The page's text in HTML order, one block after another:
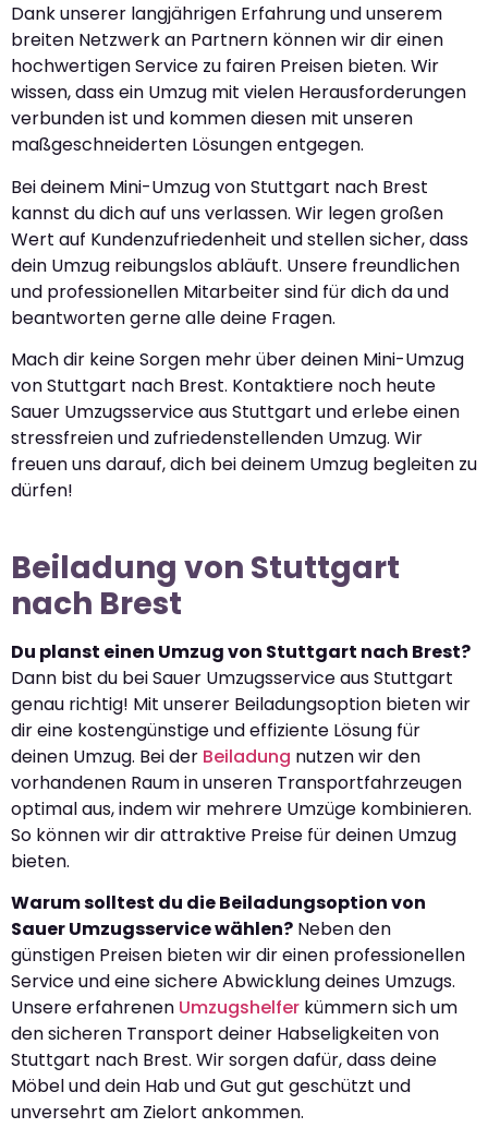
Dank unserer langjährigen Erfahrung und unserem
breiten Netzwerk an Partnern können wir dir einen
hochwertigen Service zu fairen Preisen bieten. Wir
wissen, dass ein Umzug mit vielen Herausforderungen
verbunden ist und kommen diesen mit unseren
maßgeschneiderten Lösungen entgegen.
Bei deinem Mini-Umzug von Stuttgart nach Brest
kannst du dich auf uns verlassen. Wir legen großen
Wert auf Kundenzufriedenheit und stellen sicher, dass
dein Umzug reibungslos abläuft. Unsere freundlichen
und professionellen Mitarbeiter sind für dich da und
beantworten gerne alle deine Fragen.
Mach dir keine Sorgen mehr über deinen Mini-Umzug
von Stuttgart nach Brest. Kontaktiere noch heute
Sauer Umzugsservice aus Stuttgart und erlebe einen
stressfreien und zufriedenstellenden Umzug. Wir
freuen uns darauf, dich bei deinem Umzug begleiten zu
dürfen!
Beiladung von Stuttgart
nach Brest
Du planst einen Umzug von Stuttgart nach Brest?
Dann bist du bei Sauer Umzugsservice aus Stuttgart
genau richtig! Mit unserer Beiladungsoption bieten wir
dir eine kostengünstige und effiziente Lösung für
deinen Umzug. Bei der Beiladung nutzen wir den
vorhandenen Raum in unseren Transportfahrzeugen
optimal aus, indem wir mehrere Umzüge kombinieren.
So können wir dir attraktive Preise für deinen Umzug
bieten.
Warum solltest du die Beiladungsoption von
Sauer Umzugsservice wählen? Neben den
günstigen Preisen bieten wir dir einen professionellen
Service und eine sichere Abwicklung deines Umzugs.
Unsere erfahrenen Umzugshelfer kümmern sich um
den sicheren Transport deiner Habseligkeiten von
Stuttgart nach Brest. Wir sorgen dafür, dass deine
Möbel und dein Hab und Gut gut geschützt und
unversehrt am Zielort ankommen.